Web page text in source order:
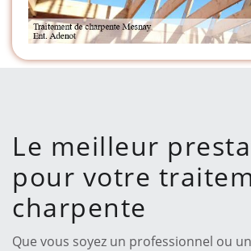
Le meilleur
pour votre
charpente
Que vous soyez un professionnel ou